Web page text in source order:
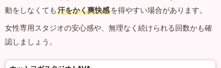
動をしなくても 汗をかく爽快感 を得やすい場合があります。
女性専用スタジオの安心感や、無理なく続けられる回数かも確
認しましょう。